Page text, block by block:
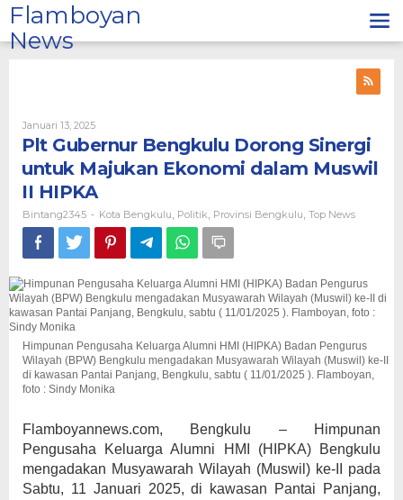
Lewati
ke
konten
Flamboyan
News
Januari 13, 2025Oleh
Bintang2345
Plt Gubernur Bengkulu Dorong Sinergi
untuk Majukan Ekonomi dalam Muswil
II HIPKA
Bintang2345 - Kota Bengkulu Politik Provinsi Bengkulu Top News
Himpunan Pengusaha Keluarga Alumni HMI (HIPKA) Badan Pengurus
Wilayah (BPW) Bengkulu mengadakan Musyawarah Wilayah (Muswil) ke-II
di kawasan Pantai Panjang, Bengkulu, sabtu ( 11/01/2025 ). Flamboyan,
foto : Sindy Monika
Flamboyannews.com, Bengkulu – Himpunan
Pengusaha Keluarga Alumni HMI (HIPKA) Bengkulu
mengadakan Musyawarah Wilayah (Muswil) ke-II pada
Sabtu, 11 Januari 2025, di kawasan Pantai Panjang,